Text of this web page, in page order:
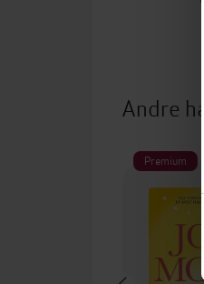
Andre
Premium